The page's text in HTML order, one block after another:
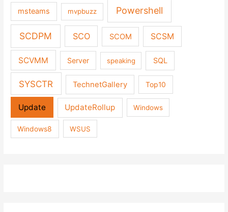
msteams mvpbuzz Powershell
SCDPM SCO SCOM SCSM
SCVMM Server speaking SQL
SYSCTR TechnetGallery Top10
Update UpdateRollup Windows
Windows8 WSUS